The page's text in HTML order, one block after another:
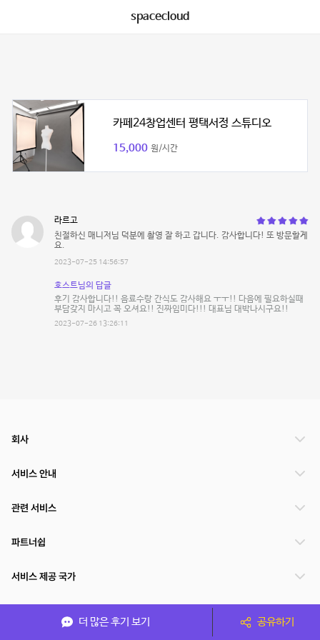
spacecloud
카페24창업센터 평택서정 스튜디오
15,000 원/시간
라르고
친절하신 매니저님 덕분에 촬영 잘 하고 갑니다. 감사합니다! 또 방문할게
요.
2023-07-25 14:56:57
호스트님의 답글
후기 감사합니다!! 음료수랑 간식도 감사해요 ㅜㅜ!! 다음에 필요하실때
부담갖지 마시고 꼭 오셔요!! 진짜임미다!!! 대표님 대박나시구요!!
2023-07-26 13:26:11
더 많은 후기 보기 공유하기
회사
서비스 안내
관련 서비스
파트너쉽
서비스 제공 국가
(주)NSPACE 사업자정보